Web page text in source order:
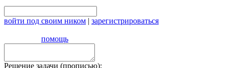
войти под своим ником | зарегистрироваться
помощь
Решение задачи (прописью):